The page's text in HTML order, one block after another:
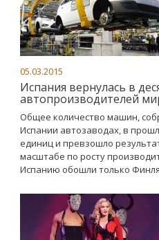
05.03.2015
Испания вернулась в
автопроизводителей
Общее количество машин,
Испании автозаводах, в
единиц и превзошло
масштабе по росту
Испанию обошли только